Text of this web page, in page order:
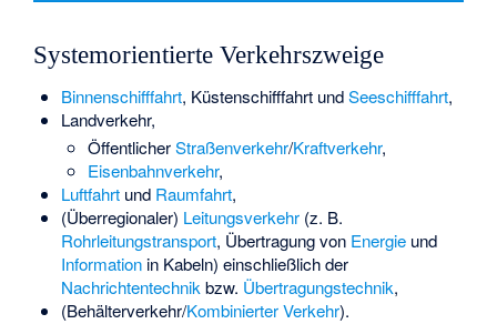
Systemorientierte Verkehrszweige
Binnenschifffahrt, Küstenschifffahrt undSeeschifffahrt,
Landverkehr,
ÖffentlicherStraßenverkehr/Kraftverkehr,
Eisenbahnverkehr,
Luftfahrtund Raumfahrt,
(Überregionaler) Leitungsverkehr(z. B.
Rohrleitungstransport, Übertragung von Energieund
Informationin Kabeln) einschließlich der
Nachrichtentechnikbzw. Übertragungstechnik,
(Behälterverkehr/Kombinierter Verkehr).